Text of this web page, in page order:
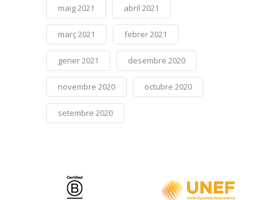
maig 2021 abril 2021
març 2021 febrer 2021
gener 2021 desembre 2020
novembre 2020 octubre 2020
setembre 2020